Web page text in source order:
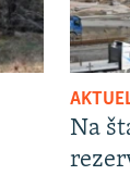
Na